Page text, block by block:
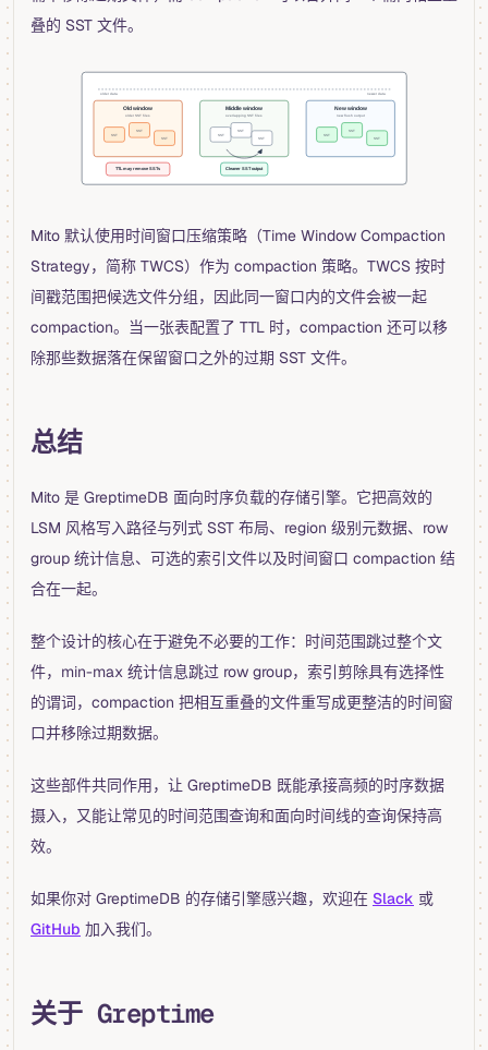
叠的 SST 文件。
Mito 默认使用时间窗口压缩策略（Time Window Compaction
Strategy，简称 TWCS）作为 compaction 策略。TWCS 按时
间戳范围把候选文件分组，因此同一窗口内的文件会被一起
compaction。当一张表配置了 TTL 时，compaction 还可以移
除那些数据落在保留窗口之外的过期 SST 文件。
总结
Mito 是 GreptimeDB 面向时序负载的存储引擎。它把高效的
LSM 风格写入路径与列式 SST 布局、region 级别元数据、row
group 统计信息、可选的索引文件以及时间窗口 compaction 结
合在一起。
整个设计的核心在于避免不必要的工作：时间范围跳过整个文
件，min-max 统计信息跳过 row group，索引剪除具有选择性
的谓词，compaction 把相互重叠的文件重写成更整洁的时间窗
口并移除过期数据。
这些部件共同作用，让 GreptimeDB 既能承接高频的时序数据
摄入，又能让常见的时间范围查询和面向时间线的查询保持高
效。
如果你对 GreptimeDB 的存储引擎感兴趣，欢迎在 Slack 或
GitHub 加入我们。
关于 Greptime